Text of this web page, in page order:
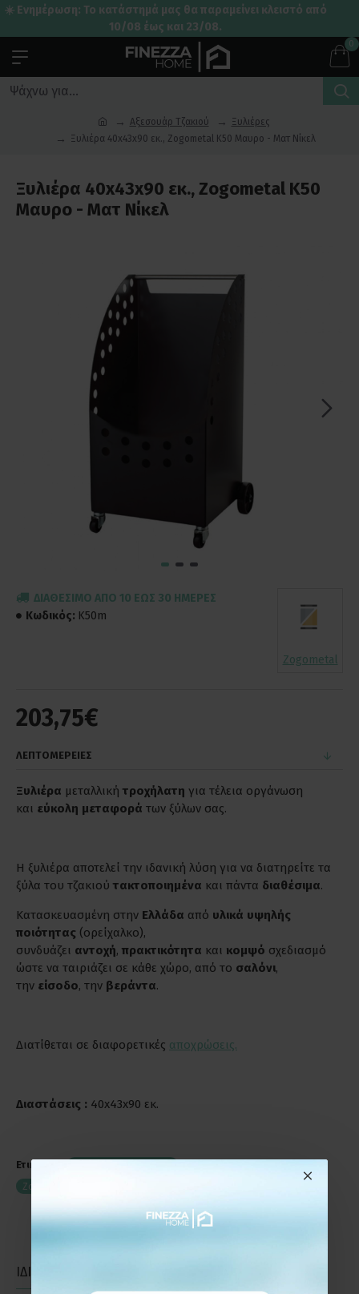
☀️ Ενημέρωση: Το κατάστημά μας θα παραμείνει κλειστό από
10/08 έως και 23/08.
0
Αξεσουάρ Τζακιού
Ξυλιέρες
Ξυλιέρα 40x43x90 εκ., Zogometal K50 Μαυρο - Ματ Νίκελ
Ξυλιέρα 40x43x90 εκ., Zogometal K50
Μαυρο - Ματ Νίκελ
203,75€
ΔΙΑΘΈΣΙΜΟ ΑΠΌ 10 ΈΩΣ 30 ΗΜΈΡΕΣ
Κωδικός: K50m
Zogometal
ΛΕΠΤΟΜΕΡΕΙΕΣ
Ξυλιέρα μεταλλική τροχήλατη για τέλεια οργάνωση
και εύκολη μεταφορά των ξύλων σας.
Η ξυλιέρα αποτελεί την ιδανική λύση για να διατηρείτε τα
ξύλα του τζακιού τακτοποιημένα και πάντα διαθέσιμα.
Κατασκευασμένη στην Ελλάδα από υλικά υψηλής
ποιότητας (ορείχαλκο),
συνδυάζει αντοχή, πρακτικότητα και κομψό σχεδιασμό
ώστε να ταιριάζει σε κάθε χώρο, από το σαλόνι,
την είσοδο, την βεράντα.
Διατίθεται σε διαφορετικές αποχρώσεις.
Διαστάσεις : 40x43x90 εκ.
Ετικέτες:
Zogometal K50 Μαυρο - Ματ Νίκελ
ΙΔΙΑΣ ΚΑΤΗΓΟΡΙΑΣ